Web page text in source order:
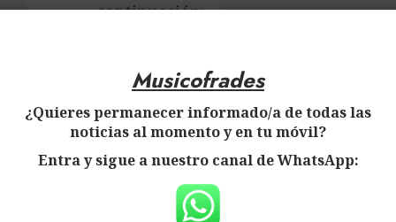
continuación:
Musicofrades
Musicofrades
Musicofrades
Musicofrades
¿Quieres permanecer informado/a de todas las
noticias al momento y en tu móvil?
Entra y sigue a nuestro canal de WhatsApp: